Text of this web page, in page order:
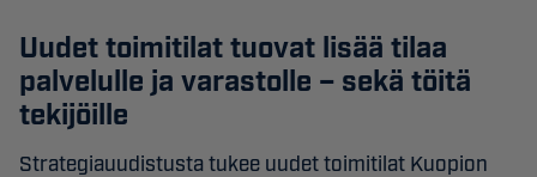
Uudet toimitilat tuovat lisää tilaa
palvelulle ja varastolle – sekä töitä
tekijöille
Strategiauudistusta tukee uudet toimitilat Kuopion